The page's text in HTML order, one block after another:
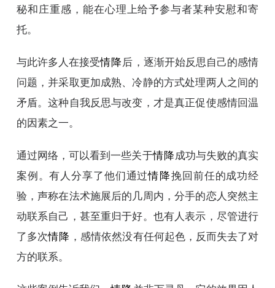
秘和庄重感，能在心理上给予参与者某种安慰和寄
托。
与此许多人在接受情降后，逐渐开始反思自己的感情
问题，并采取更加成熟、冷静的方式处理两人之间的
矛盾。这种自我反思与改变，才是真正促使感情回温
的因素之一。
通过网络，可以看到一些关于情降成功与失败的真实
案例。有人分享了他们通过情降挽回前任的成功经
验，声称在法术施展后的几周内，分手的恋人突然主
动联系自己，甚至重归于好。也有人表示，尽管进行
了多次情降 ，感情依然没有任何起色，反而失去了对
方的联系。